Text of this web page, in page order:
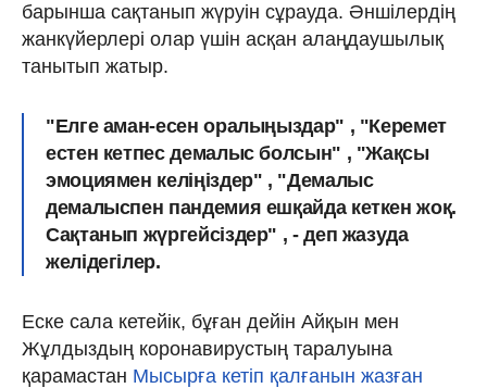
барынша сақтанып жүруін сұрауда. Әншілердің
жанкүйерлері олар үшін асқан алаңдаушылық
танытып жатыр.
"Елге аман-есен оралыңыздар" , "Керемет
естен кетпес демалыс болсын" , "Жақсы
эмоциямен келіңіздер" , "Демалыс
демалыспен пандемия ешқайда кеткен жоқ.
Сақтанып жүргейсіздер" , - деп жазуда
желідегілер.
Еске сала кетейік, бұған дейін Айқын мен
Жұлдыздың коронавирустың таралуына
қарамастан Мысырға кетіп қалғанын жазған